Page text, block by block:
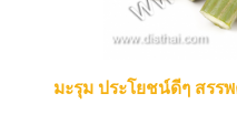
มะรุม ประโยชน์ดีๆ สรร